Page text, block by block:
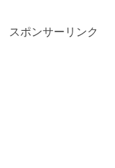
スポンサーリンク